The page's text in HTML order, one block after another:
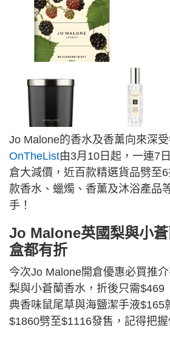
Jo Malone的香水及香薰向來深
OnTheList由3月10日起，一連7
倉大減價，近百款精選貨品劈至
款香水、蠟燭、香薰及沐浴產品
手！
Jo Malone英國梨與小
盒都有折
今次Jo Malone開倉優惠必買推
梨與小蒼蘭香水，折後只需$469
典香味鼠尾草與海鹽潔手液$165
$1860劈至$1116發售，記得把握